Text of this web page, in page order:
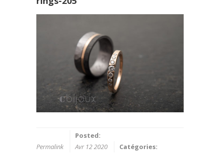
Permalink
Posted:
Avr 12 2020
Catégories: